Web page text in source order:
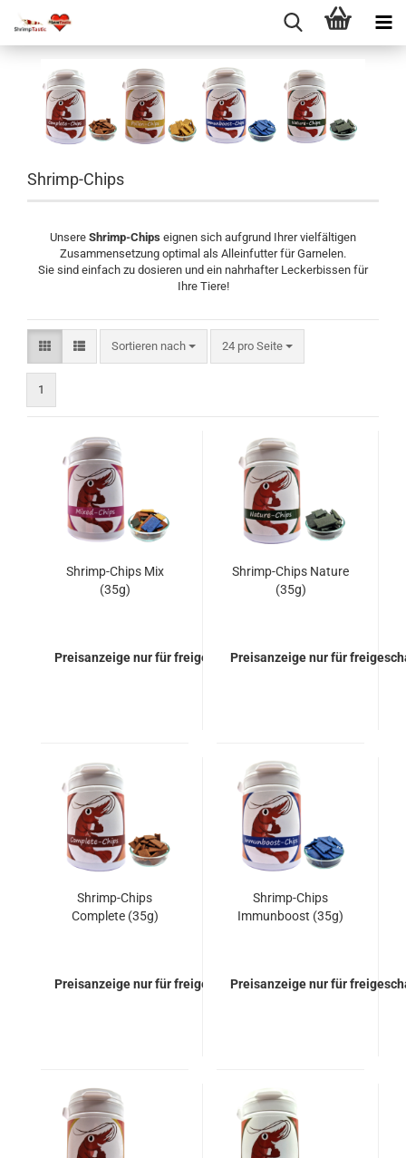
Shrimp-Chips
Unsere Shrimp-Chips eignen sich aufgrund Ihrer vielfältigen
Zusammensetzung optimal als Alleinfutter für Garnelen.
Sie sind einfach zu dosieren und ein nahrhafter Leckerbissen für
Ihre Tiere!
Sortieren nach
Sortieren nach 24 pro Seite
pro Seite
1
Shrimp-Chips Mix
(35g)
Preisanzeige nur für freigeschaltete Kunden
Shrimp-Chips Nature
(35g)
Preisanzeige nur für
Shrimp-Chips
Complete (35g)
Preisanzeige nur für freigeschaltete Kunden
Shrimp-Chips
Immunboost (35g)
Preisanzeige nur für